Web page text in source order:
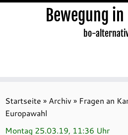
Inhalt
springen
Bewegung
bo-
Startseite » Archiv » Fragen an
Europawahl
Montag 25.03.19, 11:36 Uhr